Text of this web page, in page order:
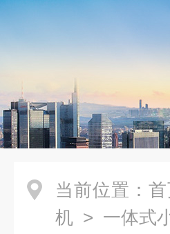
当前位置：
机 > 一体式